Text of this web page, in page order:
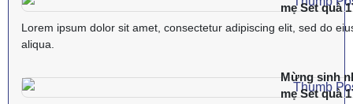
mẹ Set quà
Lorem ipsum dolor sit amet, consectetur adipiscing elit, sed do
aliqua.
Mừng sinh
mẹ Set quà